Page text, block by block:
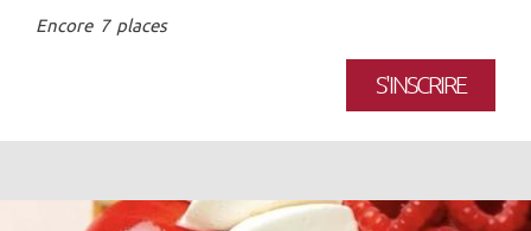
Encore 7 places
S'INSCRIRE